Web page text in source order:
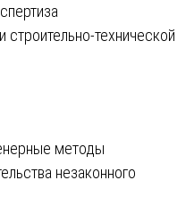
технической
методы
незаконного